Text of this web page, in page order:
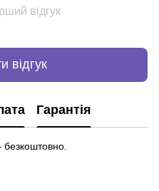
відгук
відгук
Гарантія